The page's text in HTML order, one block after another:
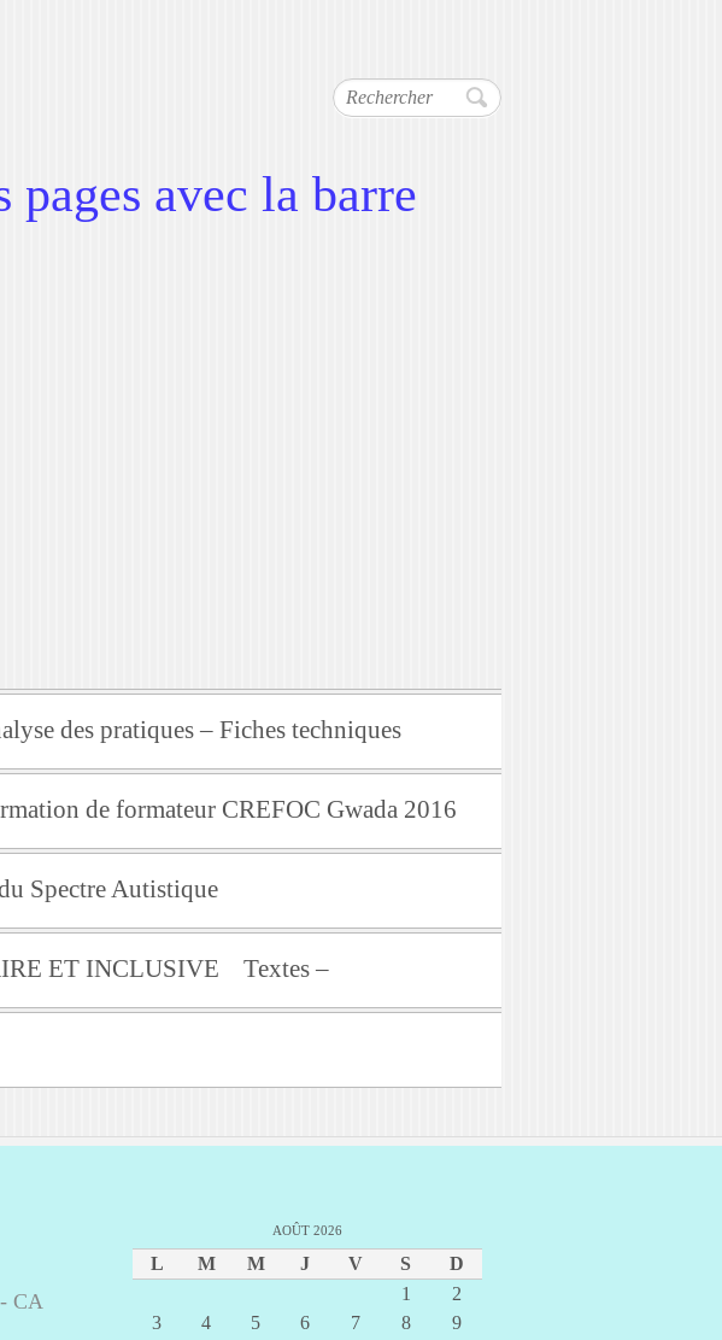
Rechercher
avec la barre
des pratiques – Fiches techniques
de formateur CREFOC Gwada 2016
Spectre Autistique
ET INCLUSIVE Textes –
CA
AOÛT 2026
L M M J V S D
1
2
3
4 5 6 7 8
9